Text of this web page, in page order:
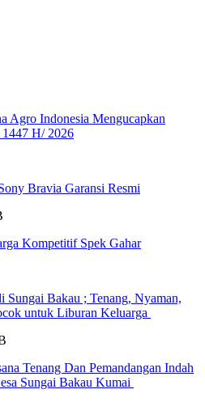
Agro Indonesia Mengucapkan
H/ 2026
Bravia Garansi Resmi
Kompetitif Spek Gahar
Bakau ; Tenang, Nyaman,
untuk Liburan Keluarga
Tenang Dan Pemandangan Indah
Sungai Bakau Kumai